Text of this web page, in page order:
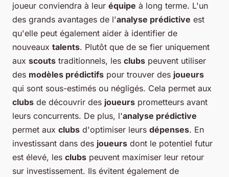
joueur conviendra à leur équipe à long terme. L'un
des grands avantages de l'analyse prédictive est
qu'elle peut également aider à identifier de
nouveaux talents. Plutôt que de se fier uniquement
aux scouts traditionnels, les clubs peuvent utiliser
des modèles prédictifs pour trouver des joueurs
qui sont sous-estimés ou négligés. Cela permet aux
clubs de découvrir des joueurs prometteurs avant
leurs concurrents. De plus, l'analyse prédictive
permet aux clubs d'optimiser leurs dépenses. En
investissant dans des joueurs dont le potentiel futur
est élevé, les clubs peuvent maximiser leur retour
sur investissement. Ils évitent également de